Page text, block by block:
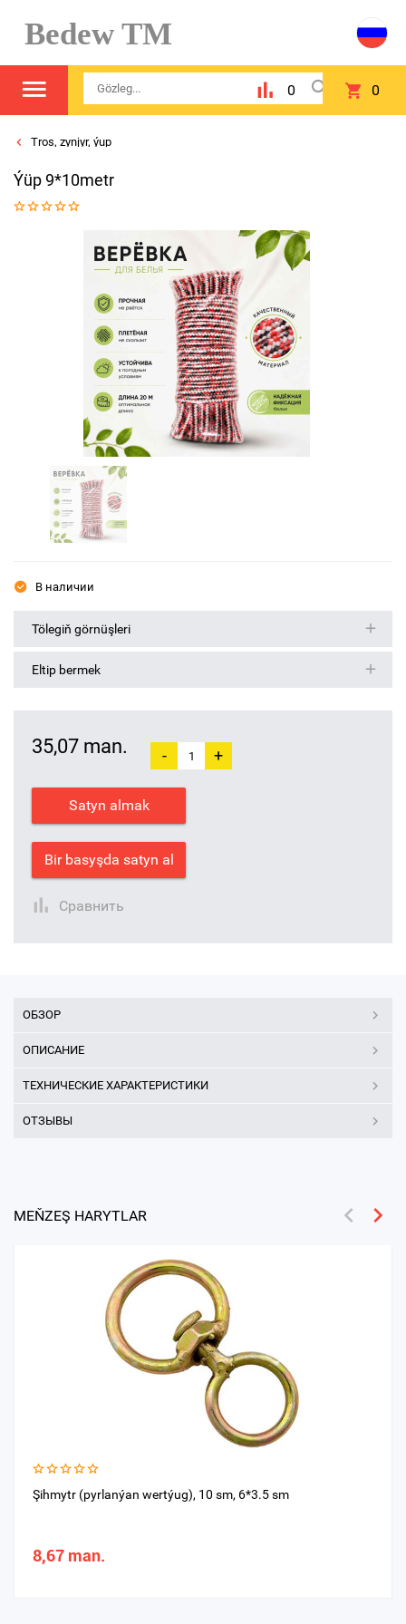
Bedew TM
0 0
Tros, zynjyr, ýup
Ýüp 9*10metr
В наличии
Tölegiň görnüşleri
Eltip bermek
35,07 man. - +
Satyn almak
Bir basyşda satyn al
Сравнить
ОБЗОР
ОПИСАНИЕ
ТЕХНИЧЕСКИЕ ХАРАКТЕРИСТИКИ
ОТЗЫВЫ
MEŇZEŞ HARYTLAR
Şihmytr (pyrlanýan wertýug), 10 sm, 6*3.5 sm
8,67 man.